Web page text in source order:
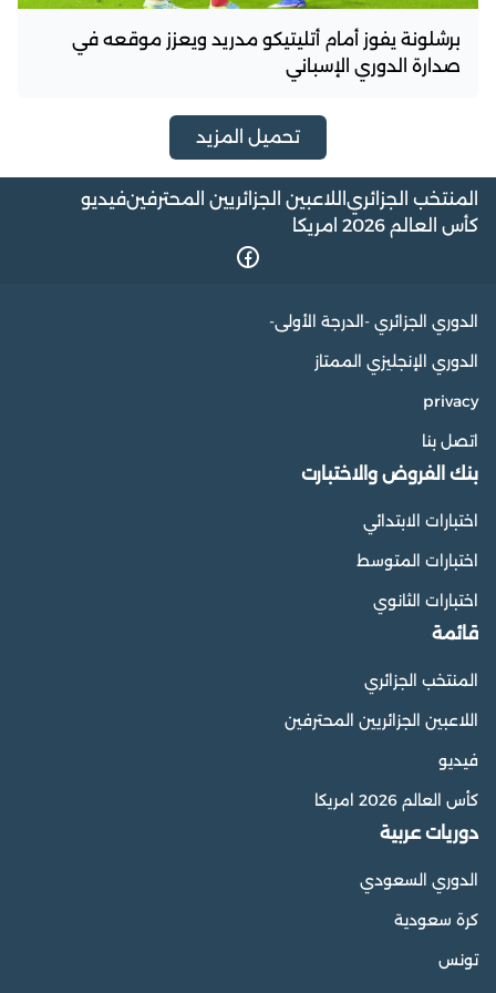
برشلونة يفوز أمام أتليتيكو مدريد ويعزز موقعه في
صدارة الدوري الإسباني
تحميل المزيد
المنتخب الجزائري اللاعبين الجزائريين المحترفينفيديو
كأس العالم 2026 امريكا
الدوري الجزائري -الدرجة الأولى-
الدوري الإنجليزي الممتاز
privacy
اتصل بنا
بنك الفروض والاختبارت
اختبارات الابتدائي
اختبارات المتوسط
اختبارات الثانوي
قائمة
المنتخب الجزائري
اللاعبين الجزائريين المحترفين
فيديو
كأس العالم 2026 امريكا
دوريات عربية
الدوري السعودي
كرة سعودية
تونس